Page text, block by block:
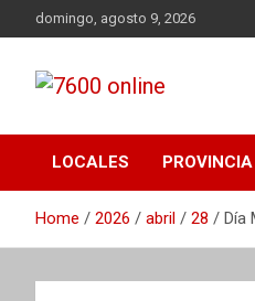
to
domingo, agosto 9, 2026
7600
local, nacional e
LOCALES
PROVINCIA
Home 2026 abril 28 Día